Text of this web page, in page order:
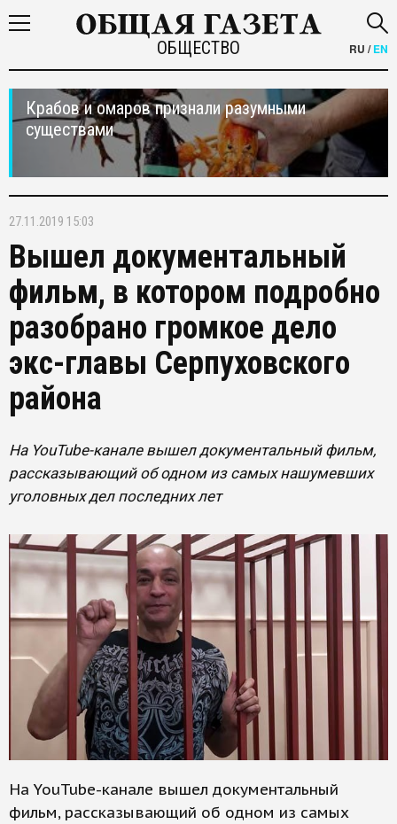
ОБЩЕСТВО RU /EN
Крабов и омаров признали разумными
существами
27.11.2019 15:03
Вышел документальный
фильм, в котором подробно
разобрано громкое дело
экс-главы Серпуховского
района
На YouTube-канале вышел документальный фильм,
рассказывающий об одном из самых нашумевших
уголовных дел последних лет
На YouTube-канале вышел документальный
фильм, рассказывающий об одном из самых